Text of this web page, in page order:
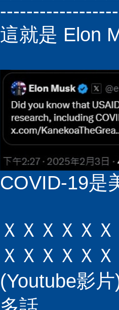
這就是 Elon
COVID-19是
ＸＸＸＸＸ
ＸＸＸＸＸ
(Youtube影